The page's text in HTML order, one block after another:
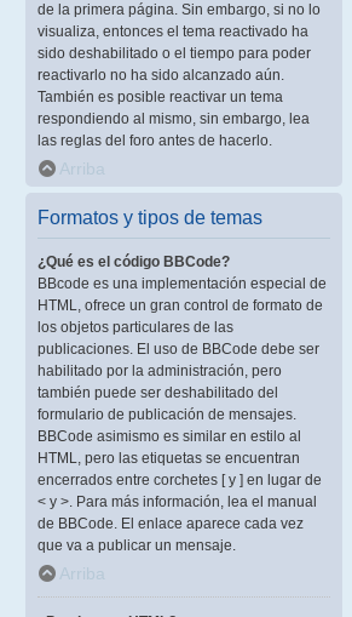
de la primera página. Sin embargo, si no lo
visualiza, entonces el tema reactivado ha
sido deshabilitado o el tiempo para poder
reactivarlo no ha sido alcanzado aún.
También es posible reactivar un tema
respondiendo al mismo, sin embargo, lea
las reglas del foro antes de hacerlo.
Arriba
Formatos y tipos de temas
¿Qué es el código BBCode?
BBcode es una implementación especial de
HTML, ofrece un gran control de formato de
los objetos particulares de las
publicaciones. El uso de BBCode debe ser
habilitado por la administración, pero
también puede ser deshabilitado del
formulario de publicación de mensajes.
BBCode asimismo es similar en estilo al
HTML, pero las etiquetas se encuentran
encerrados entre corchetes [ y ] en lugar de
< y >. Para más información, lea el manual
de BBCode. El enlace aparece cada vez
que va a publicar un mensaje.
Arriba